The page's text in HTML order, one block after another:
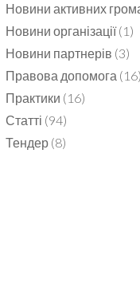
Новини активних
Новини організації(1)
Новини партнерів (3)
Правова допомога (16)
Практики (16)
Статті (94)
Тендер (8)